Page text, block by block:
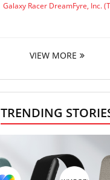
Galaxy Racer DreamFyre, Inc.
VIEW MORE
TRENDING